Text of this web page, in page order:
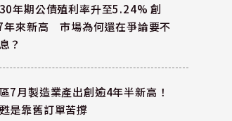
年期公債殖利率升至5.24% 創
年來新高 市場為何還在爭論要不
？
7月製造業產出創逾4年半新高！
是靠舊訂單苦撐